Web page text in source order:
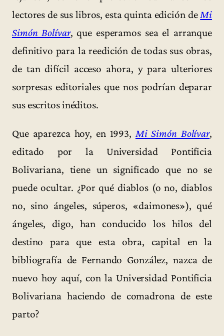
lectores de sus libros, esta quinta edición deMi
Simón Bolívar, que esperamos sea el arranque
definitivo para la reedición de todas sus obras,
de tan difícil acceso ahora, y para ulteriores
sorpresas editoriales que nos podrían deparar
sus escritos inéditos.
Que aparezca hoy, en 1993, Mi Simón Bolívar,
editado por la Universidad Pontificia
Bolivariana, tiene un significado que no se
puede ocultar. ¿Por qué diablos (o no, diablos
no, sino ángeles, súperos, «daimones»), qué
ángeles, digo, han conducido los hilos del
destino para que esta obra, capital en la
bibliografía de Fernando González, nazca de
nuevo hoy aquí, con la Universidad Pontificia
Bolivariana haciendo de comadrona de este
parto?